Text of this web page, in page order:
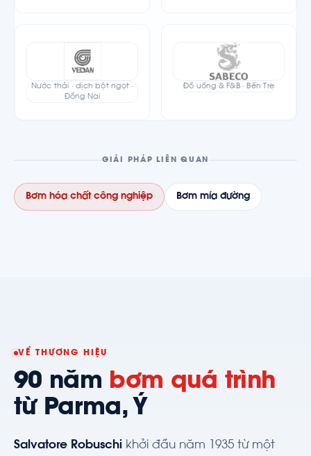
Nước thải · dịch bột ngọt ·
Đồng Nai
Đồ uống & F&B · Bến Tre
GIẢI PHÁP LIÊN QUAN
Bơm hóa chất công nghiệp Bơm mía đường
VỀ THƯƠNG HIỆU
90 năm bơm quá trình
từ Parma, Ý
Salvatore Robuschi khởi đầu năm 1935 từ một